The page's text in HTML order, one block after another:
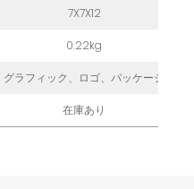
7X7X12
0.22kg
グラフィック、ロゴ、パッケージ
在庫あり